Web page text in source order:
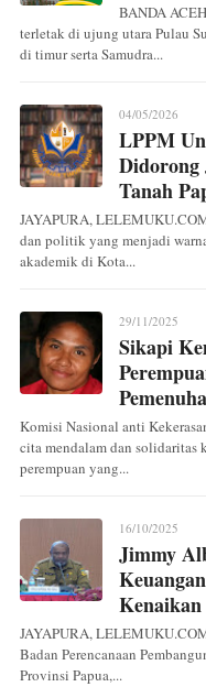
BANDA
terletak di ujung utara Pulau
di timur serta Samudra...
04/05/2026
LPPM
Didorong
Tanah
JAYAPURA,
dan politik yang menjadi
akademik di Kota...
29/11/2025
Sikapi
Komisi Nasional anti
cita mendalam dan solidaritas
perempuan yang...
16/10/2025
Jimmy
Kenaikan
JAYAPURA,
Badan Perencanaan
Provinsi Papua,...